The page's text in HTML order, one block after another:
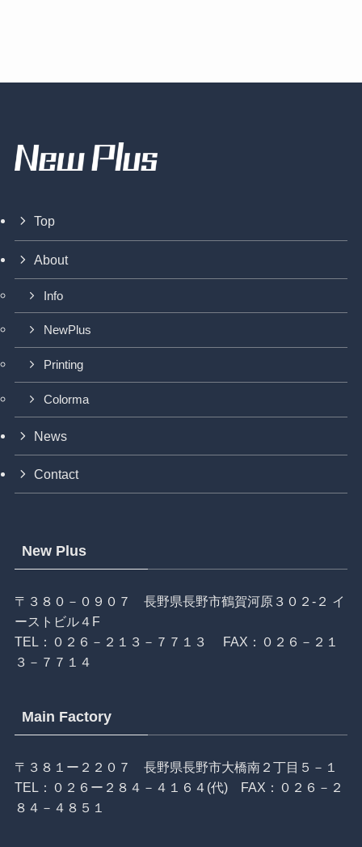
Top
About
Info
NewPlus
Printing
Colorma
News
Contact
New Plus
〒３８０－０９０７ 長野県長野市鶴賀河原３０２-２ イ
ーストビル４F
TEL： ０２６－２１３－７７１３ FAX：０２６－２１
３－７７１４
Main Factory
〒３８１ー２２０７ 長野県長野市大橋南２丁目５－１
TEL： ０２６ー２８４－４１６４ (代) FAX：０２６－２
８４－４８５１